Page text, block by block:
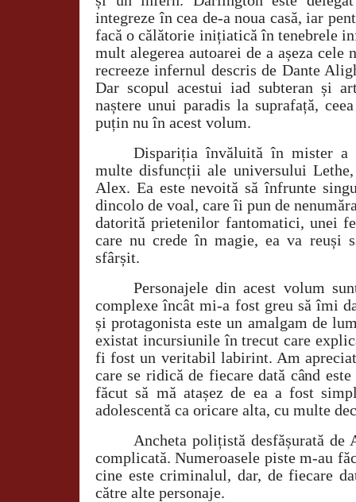
integreze în cea de-a noua casă, iar
facă o călătorie inițiatică în tenebrele
mult alegerea autoarei de a așeza cele
recreeze infernul descris de Dante
Dar scopul acestui iad subteran și
naștere unui paradis la suprafață,
puțin nu în acest volum.
Dispariția învăluită în mister a
multe disfuncții ale universului
Alex. Ea este nevoită să înfrunte
dincolo de voal, care îi pun de
datorită prietenilor fantomatici, unei
care nu crede în magie, ea va reuși
sfârșit.
Personajele din acest volum
complexe încât mi-a fost greu să îmi
și protagonista este un amalgam de
existat incursiunile în trecut care
fi fost un veritabil labirint. Am
care se ridică de fiecare dată când
făcut să mă atașez de ea a fost
adolescentă ca oricare alta, cu multe
Ancheta polițistă desfășurată
complicată. Numeroasele piste m-au
cine este criminalul, dar, de fiecare
către alte personaje.